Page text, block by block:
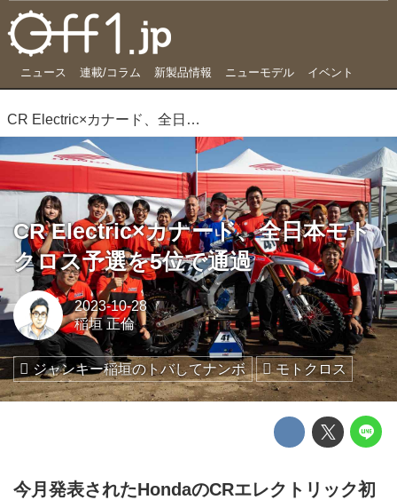
ニュース 連載/コラム 新製品情報 ニューモデル イベント
CR Electric×カナード、全日本モトクロス予選を5位で通過
CR Electric×カナード、全日本モト
クロス予選を5位で通過
2023-10-28
稲垣 正倫
ジャンキー稲垣のトバしてナンボ モトクロス
今月発表されたHondaのCRエレクトリック初